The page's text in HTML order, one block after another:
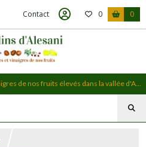
Contact 0 0
Sirops à l'ancienne, confitures et vinaigres de nos fruits élevés dans la vallée d'Alesani, en Haute-Corse